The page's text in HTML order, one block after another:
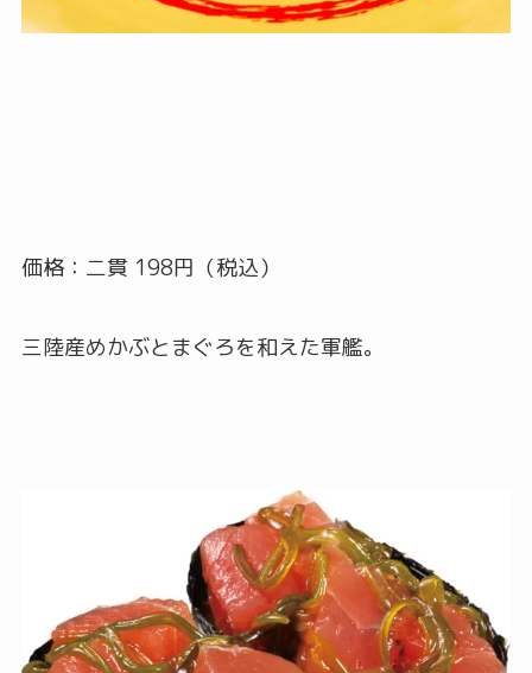
価格：二貫 198円（税込）
三陸産めかぶとまぐろを和えた軍艦。